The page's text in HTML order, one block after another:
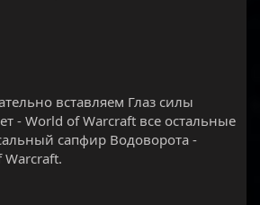
вставляем Глаз силы
- World of Warcraft все остальные
сапфир Водоворота -